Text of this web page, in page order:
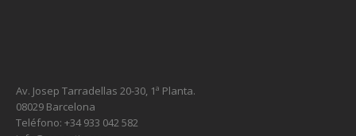
Av. Josep Tarradellas 20-30, 1ª Planta.
08029 Barcelona
Teléfono: +34 933 042 582